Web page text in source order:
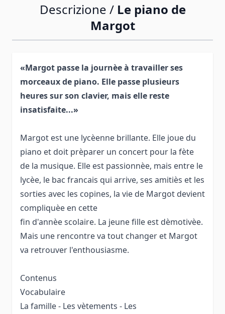
Descrizione / Le piano de
Margot
«Margot passe la journèe à travailler ses
morceaux de piano. Elle passe plusieurs
heures sur son clavier, mais elle reste
insatisfaite...»
Margot est une lycèenne brillante. Elle joue du
piano et doit prèparer un concert pour la fète
de la musique. Elle est passionnèe, mais entre le
lycèe, le bac francais qui arrive, ses amitiès et les
sorties avec les copines, la vie de Margot devient
compliquèe en cette
fin d'annèe scolaire. La jeune fille est dèmotivèe.
Mais une rencontre va tout changer et Margot
va retrouver l'enthousiasme.
Contenus
Vocabulaire
La famille - Les vètements - Les